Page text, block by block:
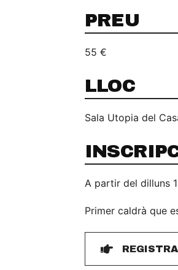
PREU
55 €
LLOC
Sala Utopia del
A partir del dilluns
Primer caldrà que